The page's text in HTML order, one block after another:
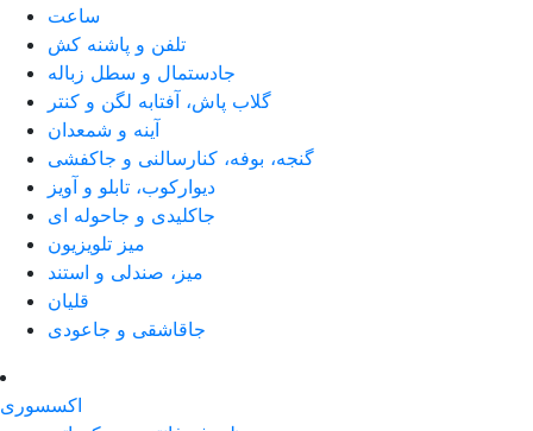
ساعت
تلفن و پاشنه کش
جادستمال و سطل زباله
گلاب پاش، آفتابه لگن و کنتر
آینه و شمعدان
گنجه، بوفه، کنارسالنی و جاکفشی
دیوارکوب، تابلو و آویز
جاکلیدی و جاحوله ای
میز تلویزیون
میز، صندلی و استند
قلیان
جاقاشقی و جاعودی
اکسسوری